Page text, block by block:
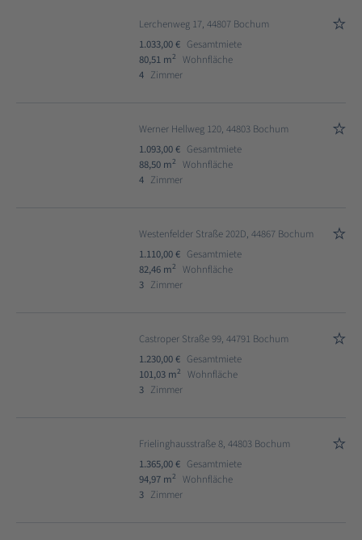
Lerchenweg 17, 44807 Bochum
1.033,00 € Gesamtmiete
80,51 m2
Wohnfläche
4 Zimmer
Werner Hellweg 120, 44803 Bochum
1.093,00 € Gesamtmiete
88,50 m2
Wohnfläche
4 Zimmer
Westenfelder Straße 202D, 44867 Bochum
1.110,00 € Gesamtmiete
82,46 m2
Wohnfläche
3 Zimmer
Castroper Straße 99, 44791 Bochum
1.230,00 € Gesamtmiete
101,03 m2
Wohnfläche
3 Zimmer
Frielinghausstraße 8, 44803 Bochum
1.365,00 € Gesamtmiete
94,97 m2
Wohnfläche
3 Zimmer